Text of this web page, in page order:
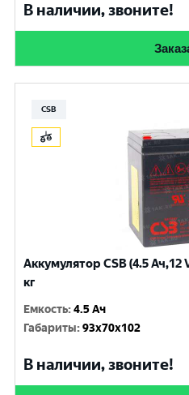
В наличии, звоните!
CSB
Аккумулятор CSB (4.5 Ач,12
кг
Емкость:4.5 Ач
Габариты:93x70x102
В наличии, звоните!